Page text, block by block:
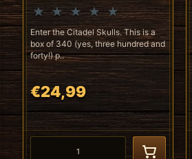
Enter the Citadel Skulls. This is a
box of 340 (yes, three hundred and
forty!) p..
€24,99